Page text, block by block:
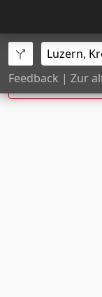
Feedback | Zur
Exakte
wurde